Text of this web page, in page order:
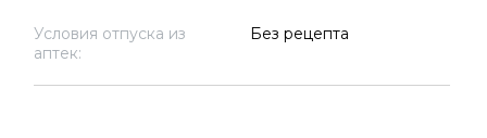
Условия отпуска из
аптек:
Без рецепта